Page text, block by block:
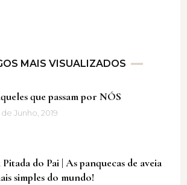
MAIS VISUALIZADOS
que passam por NÓS
de Junho, 2019
do Pai | As panquecas de aveia
simples do mundo!